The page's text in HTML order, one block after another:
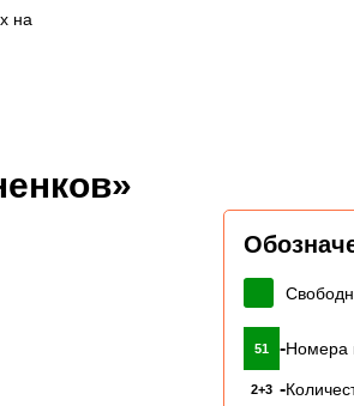
на
51 -Номера
2+3 -